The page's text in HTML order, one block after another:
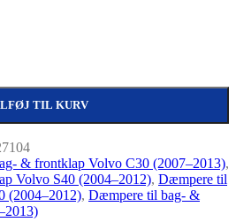
Volvo C30, C70 (2006-), S40, V50
TIL KURV
& frontklap Volvo C30 (2007–2013),
Volvo S40 (2004–2012), Dæmpere til
(2004–2012), Dæmpere til bag- &